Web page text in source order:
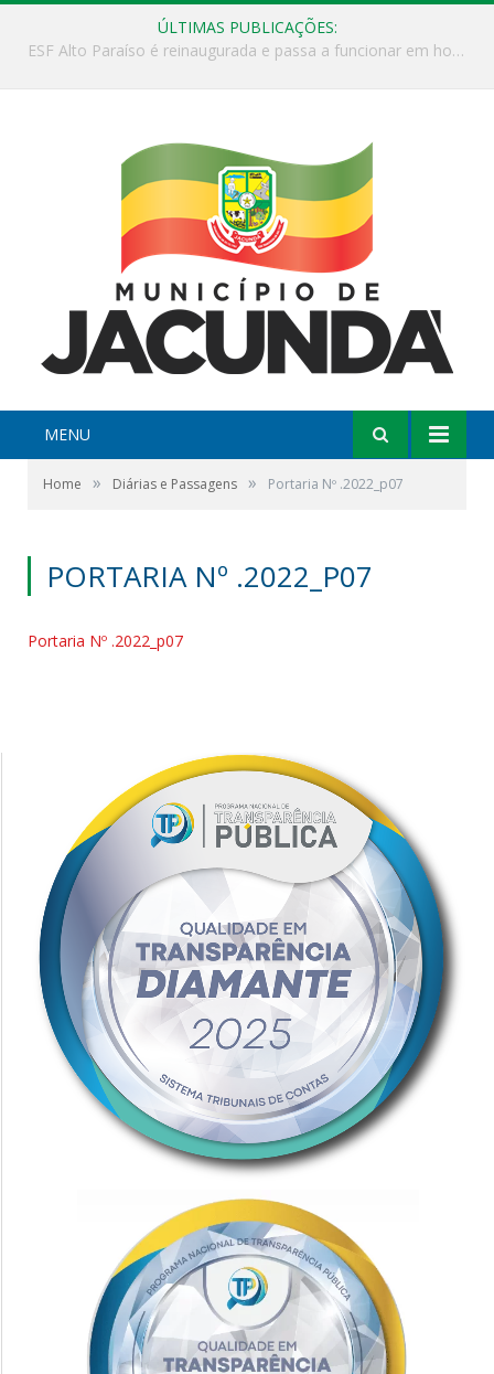
ÚLTIMAS PUBLICAÇÕES:
ESF Alto Paraíso é reinaugurada e passa a funcionar em horário estendido
MENU
Home » Diárias e Passagens » Portaria Nº .2022_p07
PORTARIA Nº .2022_P07
Portaria Nº .2022_p07